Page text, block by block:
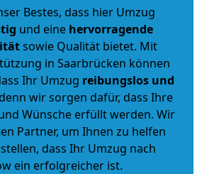
Bestes, dass hier Umzug
und eine hervorragende
sowie Qualität bietet. Mit
in Saarbrücken können
Ihr Umzug reibungslos und
wir sorgen dafür, dass Ihre
Wünsche erfüllt werden. Wir
Partner, um Ihnen zu helfen
dass Ihr Umzug nach
ein erfolgreicher ist.